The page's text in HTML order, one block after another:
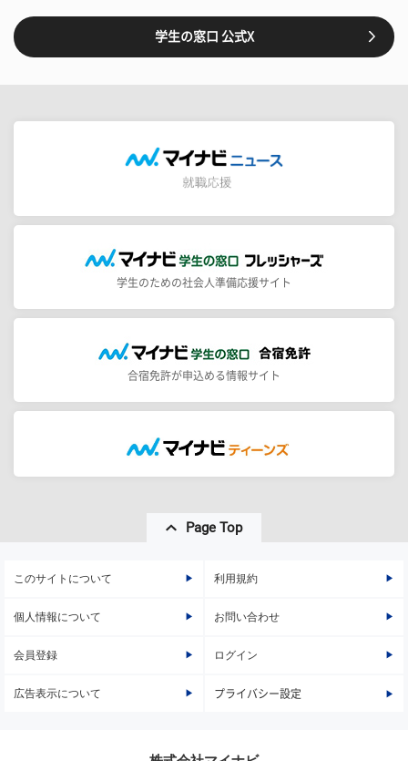
学生の窓口 公式X
学生のための社会人準備応援サイト
合宿免許が申込める情報サイト
Page Top
このサイトについて 利用規約
個人情報について お問い合わせ
会員登録 ログイン
広告表示について プライバシー設定